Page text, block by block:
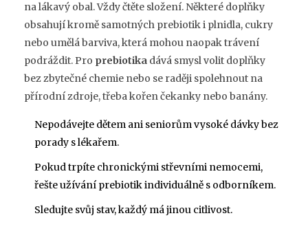
na lákavý obal. Vždy čtěte složení. Některé doplňky
obsahují kromě samotných prebiotik i plnidla, cukry
nebo umělá barviva, která mohou naopak trávení
podráždit. Pro prebiotika dává smysl volit doplňky
bez zbytečné chemie nebo se raději spolehnout na
přírodní zdroje, třeba kořen čekanky nebo banány.
Nepodávejte dětem ani seniorům vysoké dávky bez
porady s lékařem.
Pokud trpíte chronickými střevními nemocemi,
řešte užívání prebiotik individuálně s odborníkem.
Sledujte svůj stav, každý má jinou citlivost.